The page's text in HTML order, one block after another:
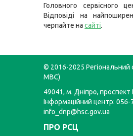
Головного сервісного
Відповіді на
черпайте на сайті.
© 2016-2025 Регіональний
МВС)
49041, м. Дніпро, проспект
Інформаційний центр:
info_dnp@hsc.gov.ua
ПРО РСЦ